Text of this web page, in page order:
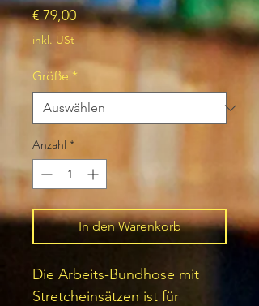
€ 79,00Preis
inkl. USt
Größe *
Anzahl *
In den Warenkorb
Die Arbeits-Bundhose mit
Stretcheinsätzen ist für